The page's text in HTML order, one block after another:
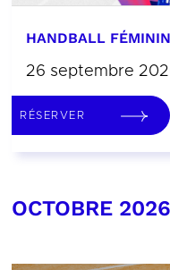
HANDBALL
26 septembre
RÉSERVER
OCTOBRE 2026